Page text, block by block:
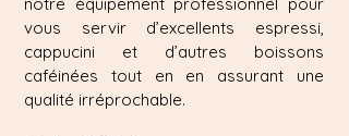
vous servir d’excellents espressi,
cappucini et d’autres boissons
caféinées tout en en assurant une
qualité irréprochable.